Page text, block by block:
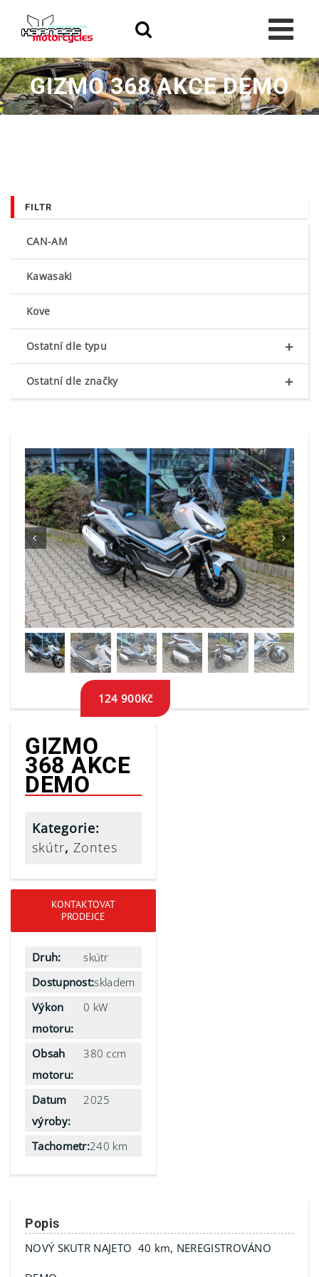
content
GIZMO 368 AKCE DEMO
 
GIZMO
368 AKCE
DEMO
124 900Kč
Kategorie:
skútr, Zontes
KONTAKTOVAT
PRODEJCE
Druh:
skútr
Dostupnost:skladem
Výkon
motoru:
0 kW
Obsah
motoru:
380 ccm
Datum
výroby:
2025
Tachometr:240 km
Popis
NOVÝ SKUTR NAJETO 40 km, NEREGISTROVÁNO
FILTR
CAN-AM
Kawasaki
Kove
+
Ostatní dle typu
+
Ostatní dle značky